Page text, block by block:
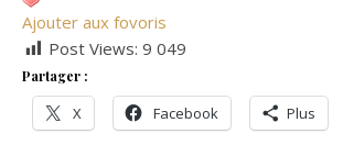
Ajouter aux fovoris
Post Views: 9 049
Partager :
X Facebook Plus